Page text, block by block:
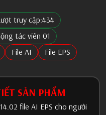
truy cập:434
tác viên 01
File AI
File EPS
SẢN PHẨM
file AI EPS cho người